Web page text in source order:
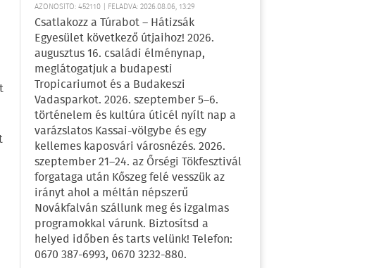
AZONOSÍTÓ: 452110 | FELADVA: 2026.08.06, 13:29
Csatlakozz a Túrabot – Hátizsák
Egyesület következő útjaihoz! 2026.
augusztus 16. családi élménynap,
meglátogatjuk a budapesti
Tropicariumot és a Budakeszi
Vadasparkot. 2026. szeptember 5–6.
történelem és kultúra úticél nyílt nap a
varázslatos Kassai-völgybe és egy
kellemes kaposvári városnézés. 2026.
szeptember 21–24. az Őrségi Tökfesztivál
forgataga után Kőszeg felé vesszük az
irányt ahol a méltán népszerű
Novákfalván szállunk meg és izgalmas
programokkal várunk. Biztosítsd a
helyed időben és tarts velünk! Telefon:
0670 387-6993, 0670 3232-880.